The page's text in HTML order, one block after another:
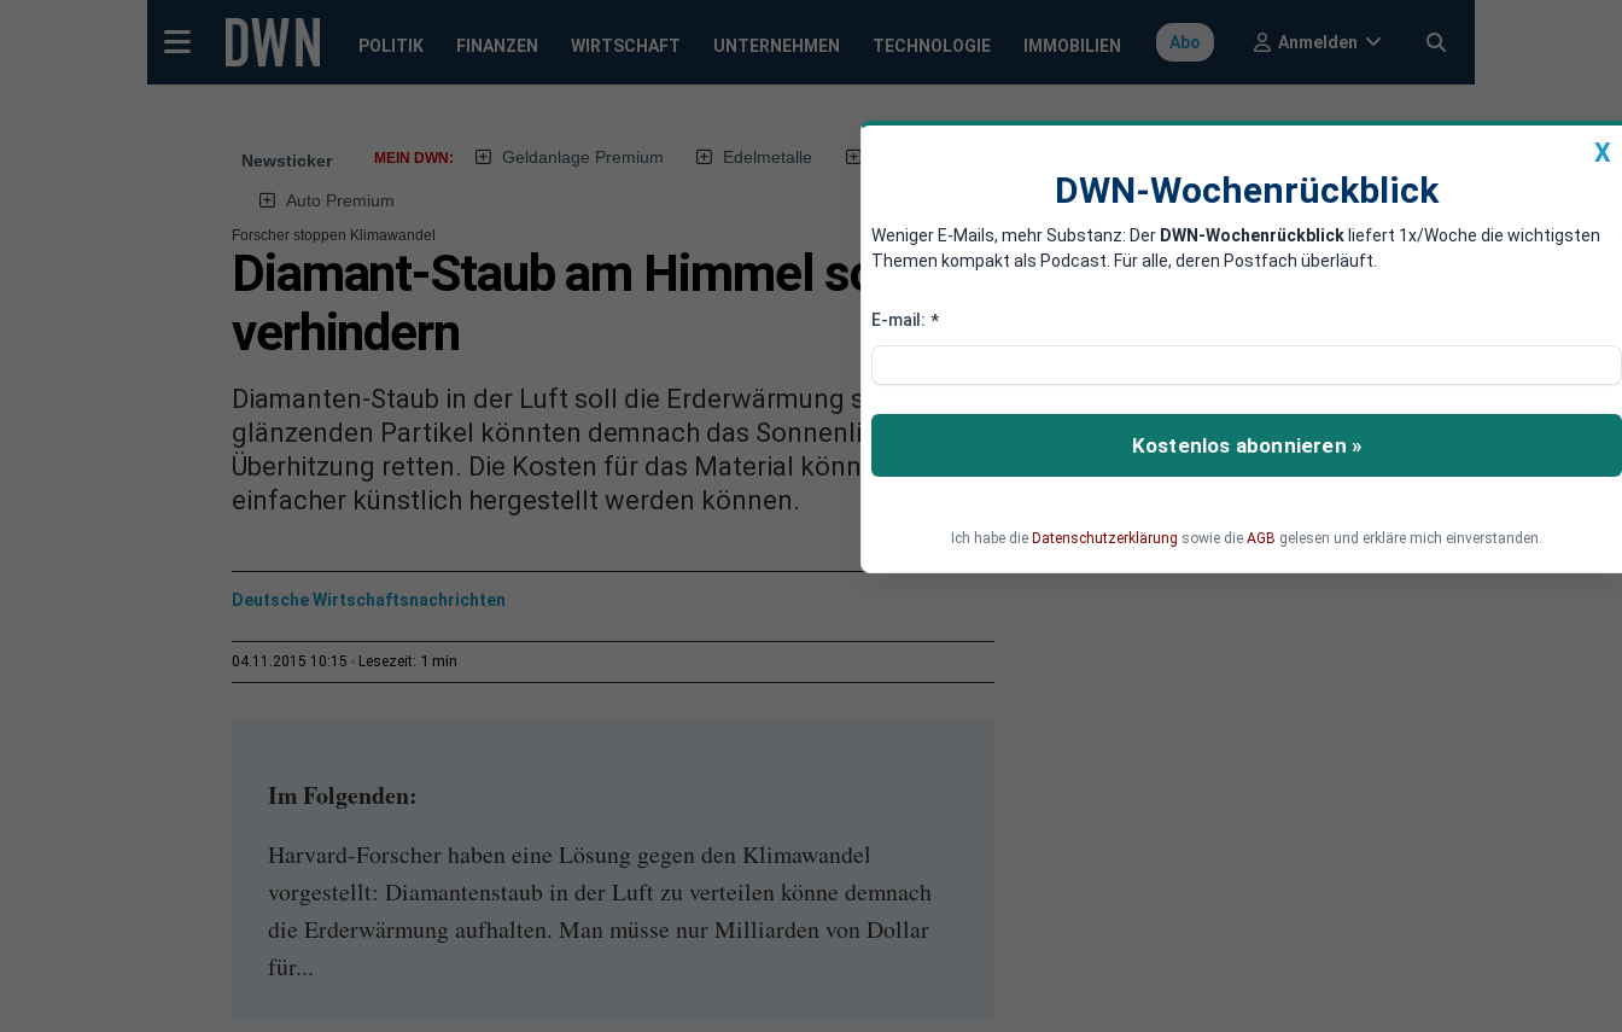
POLITIK FINANZEN WIRTSCHAFT UNTERNEHMEN TECHNOLOGIE IMMOBILIEN Abo Anmelden
Newsticker MEIN DWN: Geldanlage Premium Edelmetalle
Auto Premium
Forscher stoppen Klimawandel
Diamant-Staub am Himmel soll Erderwärmung
verhindern
Diamanten-Staub in der Luft soll die Erderwärmung stoppen, so Harvard-Forscher. Die
glänzenden Partikel könnten demnach das Sonnenlicht reflektieren und so den Planeten vor der
Überhitzung retten. Die Kosten für das Material könnten bald sinken, da Diamanten immer
einfacher künstlich hergestellt werden können.
Deutsche Wirtschaftsnachrichten
04.11.2015 10:15 Lesezeit: 1 min
Im Folgenden:
Harvard-Forscher haben eine Lösung gegen den Klimawandel
vorgestellt: Diamantenstaub in der Luft zu verteilen könne demnach
die Erderwärmung aufhalten. Man müsse nur Milliarden von Dollar
für...
X
DWN-Wochenrückblick
Weniger E-Mails, mehr Substanz: Der DWN-Wochenrückblick liefert 1x/Woche die wichtigsten
Themen kompakt als Podcast. Für alle, deren Postfach überläuft.
E-mail: *
Kostenlos abonnieren »
Ich habe die Datenschutzerklärung sowie die AGB gelesen und erkläre mich einverstanden.